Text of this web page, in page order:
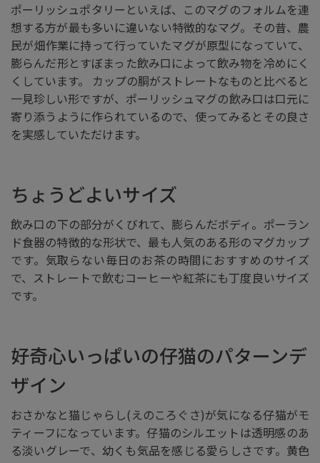
ポーリッシュポタリーといえば、このマグのフォルムを連
想する方が最も多いに違いない特徴的なマグ。その昔、農
民が畑作業に持って行っていたマグが原型になっていて、
膨らんだ形とすぼまった飲み口によって飲み物を冷めにく
くしています。 カップの胴がストレートなものと比べると
一見珍しい形ですが、ポーリッシュマグの飲み口は口元に
寄り添うように作られているので、使ってみるとその良さ
を実感していただけます。
ちょうどよいサイズ
飲み口の下の部分がくびれて、膨らんだボディ。ポーラン
ド食器の特徴的な形状で、最も人気のある形のマグカップ
です。気取らない毎日のお茶の時間におすすめのサイズ
で、ストレートで飲むコーヒーや紅茶にも丁度良いサイズ
です。
好奇心いっぱいの仔猫のパターンデ
ザイン
おさかなと猫じゃらし(えのころぐさ)が気になる仔猫がモ
ティーフになっています。仔猫のシルエットは透明感のあ
る淡いグレーで、幼くも気品を感じる愛らしさです。黄色